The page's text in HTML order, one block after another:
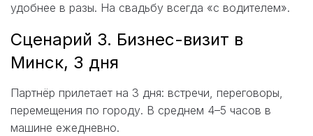
удобнее в разы. На свадьбу всегда «с водителем».
Сценарий 3. Бизнес-визит в
Минск, 3 дня
Партнёр прилетает на 3 дня: встречи, переговоры,
перемещения по городу. В среднем 4–5 часов в
машине ежедневно.